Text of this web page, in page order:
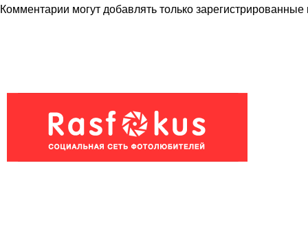
Комментарии могут добавлять толькозарегистрированные